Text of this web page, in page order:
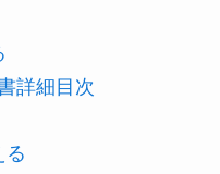
詳細目次
る